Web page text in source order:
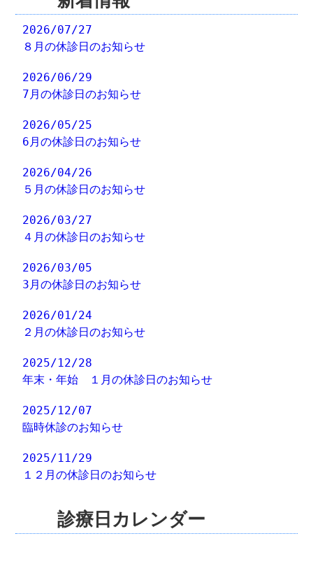
2026/07/27
８月の休診日のお知らせ
2026/06/29
7月の休診日のお知らせ
2026/05/25
6月の休診日のお知らせ
2026/04/26
５月の休診日のお知らせ
2026/03/27
４月の休診日のお知らせ
2026/03/05
3月の休診日のお知らせ
2026/01/24
２月の休診日のお知らせ
2025/12/28
年末・年始 １月の休診日のお知らせ
2025/12/07
臨時休診のお知らせ
2025/11/29
１２月の休診日のお知らせ
診療日カレンダー